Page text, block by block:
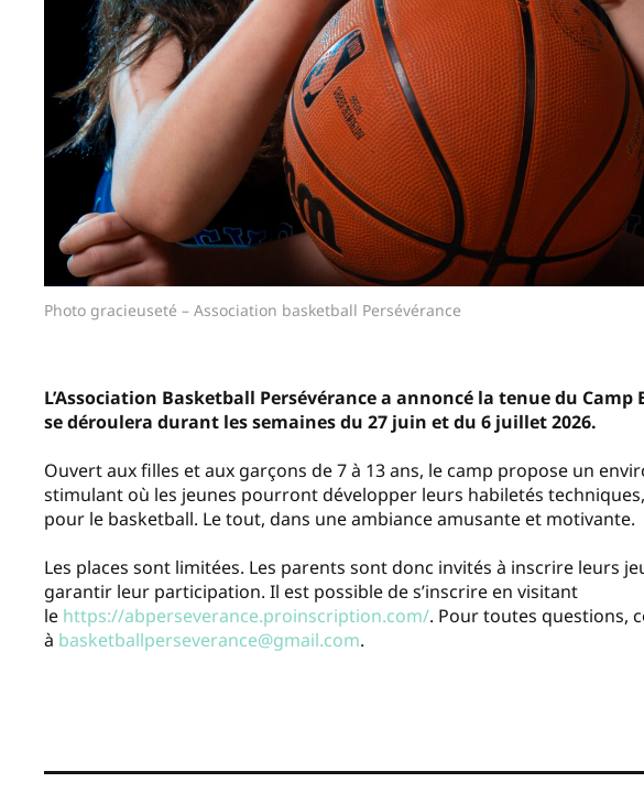
Photo gracieuseté – Association basketball Persévérance
L’Association Basketball Persévérance a annoncé la tenue du Camp
se déroulera durant les semaines du 27 juin et du 6 juillet 2026.
Ouvert aux filles et aux garçons de 7 à 13 ans, le camp propose un
stimulant où les jeunes pourront développer leurs habiletés
pour le basketball. Le tout, dans une ambiance amusante et motivante.
Les places sont limitées. Les parents sont donc invités à inscrire leurs
garantir leur participation. Il est possible de s’inscrire en visitant
le https://abperseverance.proinscription.com/. Pour toutes questions,
à basketballperseverance@gmail.com.